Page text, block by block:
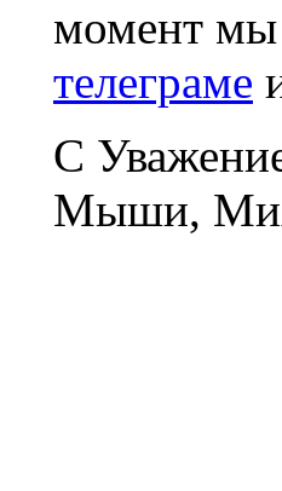
момент
телеграме
С
Мыши,